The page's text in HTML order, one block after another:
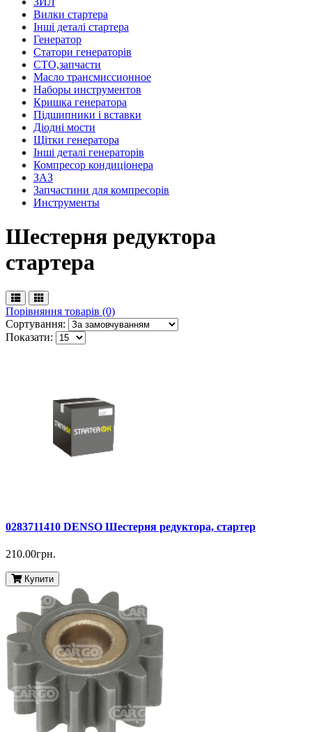
Вилки стартера
Інші деталі стартера
Генератор
Cтатори генераторів
СТО,запчасти
Масло трансмиссионное
Наборы инструментов
Кришка генератора
Підшипники і вставки
Діодні мости
Щітки генератора
Інші деталі генераторів
Компресор кондиціонера
ЗАЗ
Запчастини для компресорів
Инструменты
Шестерня редуктора
стартера
Порівняння товарів (0)
Сортування:
Показати:
0283711410 DENSO Шестерня редуктора, стартер
210.00грн.
Купити